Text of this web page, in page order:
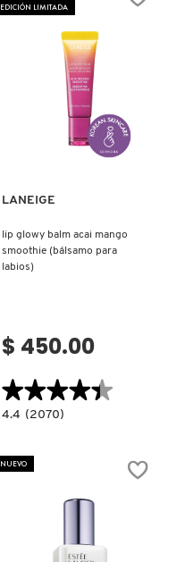
BHA
EDICIÓN LIMITADA
Ver más
LANEIGE
lip glowy balm acai mango
smoothie (bálsamo para
labios)
$ 450.00
★★★★★
★★★★★
4.4
BALM
ACAI
4.4 (2070)
NUEVO